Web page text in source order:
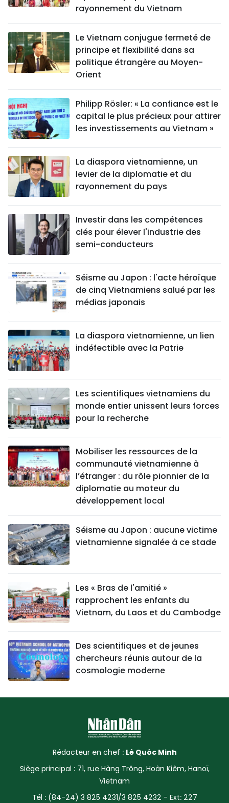
rayonnement du Vietnam
Le Vietnam conjugue fermeté de
principe et flexibilité dans sa
politique étrangère au Moyen-
Orient
Philipp Rösler: « La confiance est le
capital le plus précieux pour attirer
les investissements au Vietnam »
La diaspora vietnamienne, un
levier de la diplomatie et du
rayonnement du pays
Investir dans les compétences
clés pour élever l'industrie des
semi-conducteurs
Séisme au Japon : l'acte héroïque
de cinq Vietnamiens salué par les
médias japonais
La diaspora vietnamienne, un lien
indéfectible avec la Patrie
Les scientifiques vietnamiens du
monde entier unissent leurs forces
pour la recherche
Mobiliser les ressources de la
communauté vietnamienne à
l’étranger : du rôle pionnier de la
diplomatie au moteur du
développement local
Séisme au Japon : aucune victime
vietnamienne signalée à ce stade
Les « Bras de l'amitié »
rapprochent les enfants du
Vietnam, du Laos et du Cambodge
Des scientifiques et de jeunes
chercheurs réunis autour de la
cosmologie moderne
Rédacteur en chef : Lê Quôc Minh
Siège principal : 71, rue Hàng Trông, Hoàn Kiêm, Hanoï,
Vietnam
Tél : (84-24) 3 825 4231/3 825 4232 - Ext: 227